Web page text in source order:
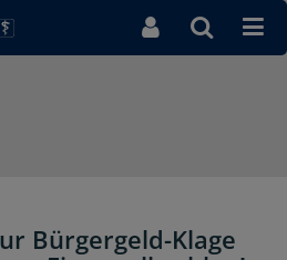
Bürgergeld-Klage